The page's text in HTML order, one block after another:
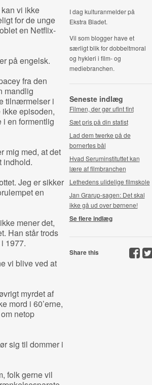
vi ikke
for de unge
en Netflix-
på engelsk.
fra den
mandlig
tilnærmelser i
episoden,
i en formentlig
mig med, at det
indhold.
Jeg er sikker
en
mener det,
Han står trods
1977.
vi blive ved at
myrdet af
mord i 60’erne,
netop
sig til dommer i
folk gerne vil
I dag kulturanmelder på
Ekstra Bladet.
Vil som blogger have et
særligt blik for dobbeltmoral
og hykleri i film- og
mediebranchen.
Seneste indlæg
Filmen, der gør ufint fint
Sæt pris på din statist
Lad dem twerke på de
bornertes bål
Hvad Seruminstituttet kan
lære af filmbranchen
Lethedens ulidelige filmskole
Jan Grarup-sagen: Det skal
ikke gå ud over børnene!
Se flere indlæg
Share this